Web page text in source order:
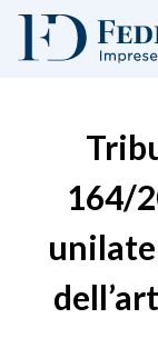
164/